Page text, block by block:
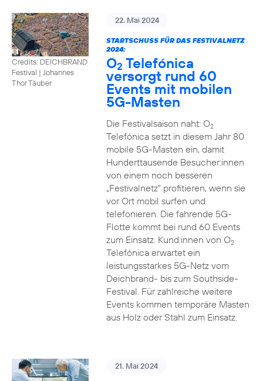
Credits: DEICHBRAND
Festival | Johannes
Thor Täuber
22. Mai 2024
STARTSCHUSS FÜR DAS FESTIVALNETZ
2024:
O2 Telefónica
versorgt rund 60
Events mit mobilen
5G-Masten
Die Festivalsaison naht: O2
Telefónica setzt in diesem Jahr 80
mobile 5G-Masten ein, damit
Hunderttausende Besucher:innen
von einem noch besseren
„Festivalnetz“ profitieren, wenn sie
vor Ort mobil surfen und
telefonieren. Die fahrende 5G-
Flotte kommt bei rund 60 Events
zum Einsatz. Kund:innen von O2
Telefónica erwartet ein
leistungsstarkes 5G-Netz vom
Deichbrand- bis zum Southside-
Festival. Für zahlreiche weitere
Events kommen temporäre Masten
aus Holz oder Stahl zum Einsatz.
21. Mai 2024